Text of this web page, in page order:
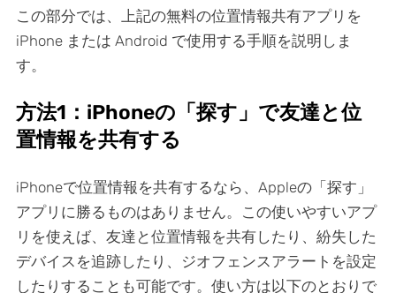
この部分では、上記の無料の位置情報共有アプリを
iPhone または Android で使用する手順を説明しま
す。
方法1：iPhoneの「探す」で友達と位
置情報を共有する
iPhoneで位置情報を共有するなら、Appleの「探す」
アプリに勝るものはありません。この使いやすいアプ
リを使えば、友達と位置情報を共有したり、紛失した
デバイスを追跡したり、ジオフェンスアラートを設定
したりすることも可能です。使い方は以下のとおりで